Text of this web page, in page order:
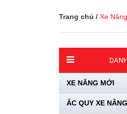
Trang chủ / Xe
XE NÂNG MỚI
ẮC QUY XE NÂNG